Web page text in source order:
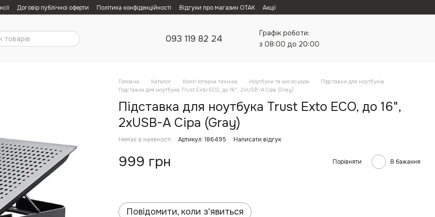
Договір публічної оферти Політика конфіденційності Відгуки про магазин ОТАК Акції
093 119 82 24
Графік роботи:
з 08:00 до 20:00
Головна Каталог Комп'ютерна техніка Ноутбуки та аксесуари
Підставки для ноутбуків
Підставка для ноутбука Trust Exto ECO, до 16", 2xUSB-A Сіра (Gray)
Підставка для ноутбука Trust Exto ECO, до 16",
2xUSB-A Сіра (Gray)
Немає в наявності Артикул: 186495 Написати відгук
999 грн Порівняти В бажання
Повідомити, коли з'явиться